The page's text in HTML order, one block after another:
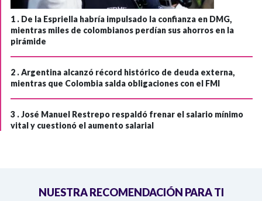
1 . De la Espriella habría impulsado la confianza en DMG,
mientras miles de colombianos perdían sus ahorros en la
pirámide
2 .Argentina alcanzó récord histórico de deuda externa,
mientras que Colombia salda obligaciones con el FMI
3 .José Manuel Restrepo respaldó frenar el salario mínimo
vital y cuestionó el aumento salarial
NUESTRA RECOMENDACIÓN PARA TI